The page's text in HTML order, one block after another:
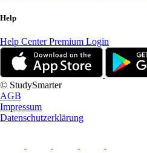
Help
Help CenterPremium Login
© StudySmarter
AGB
Impressum
Datenschutzerklärung